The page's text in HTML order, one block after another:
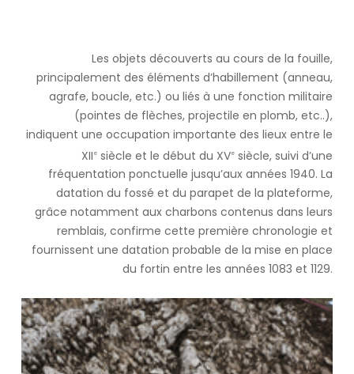
Les objets découverts au cours de la fouille,
principalement des éléments d’habillement (anneau,
agrafe, boucle, etc.) ou liés à une fonction militaire
(pointes de flèches, projectile en plomb, etc..),
indiquent une occupation importante des lieux entre le
XII e siècle et le début du XVe siècle, suivi d’une
fréquentation ponctuelle jusqu’aux années 1940. La
datation du fossé et du parapet de la plateforme,
grâce notamment aux charbons contenus dans leurs
remblais, confirme cette première chronologie et
fournissent une datation probable de la mise en place
du fortin entre les années 1083 et 1129.